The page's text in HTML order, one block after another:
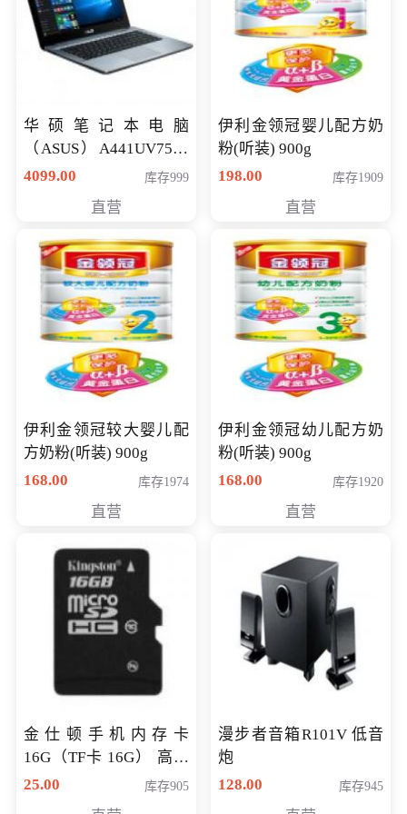
华硕笔记本电脑
（ASUS）A441UV7500
顽石（7代i7-7500U 4G
4099.00 库存999
直营
伊利金领冠婴儿配方奶
粉(听装) 900g
198.00
库存1909
直营
伊利金领冠较大婴儿配
方奶粉(听装) 900g
168.00
库存1974
直营
伊利金领冠幼儿配方奶
粉(听装) 900g
168.00
库存1920
直营
金仕顿手机内存卡
16G（TF卡 16G） 高速
卡 CLASS 10
25.00 库存905
漫步者音箱R101V 低音
炮
128.00
库存945